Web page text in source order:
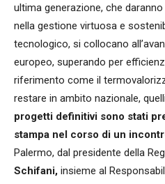
ultima generazione, che
nella gestione virtuosa e
tecnologico, si collocano
europeo, superando per
riferimento come il
restare in ambito nazionale,
progetti definitivi sono stati
stampa nel corso di un
Palermo, dal presidente della
Schifani, insieme al